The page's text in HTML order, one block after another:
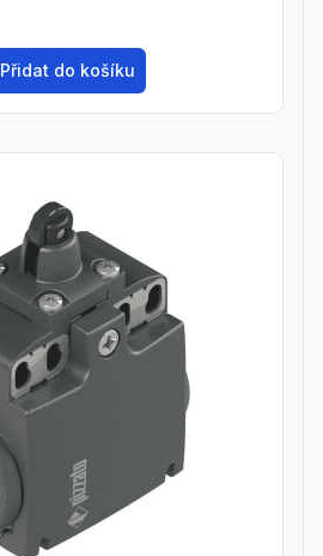
Přidat do košíku